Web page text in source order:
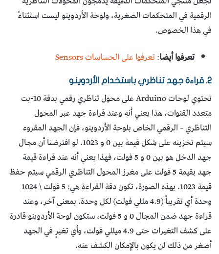
الرقمية في المتحكمات الصغرية، ولوحة الأردوينو ليست استثناءً
في هذا الخصوص.
تعرفوا أيضا:تعرفوا على الحساسات Sensors
2. قراءة جهد تناظري باستخدام الأردوينو
تحتوي لوحات Arduino على محول تناظري رقمي بدقة 10-بت
متعدد القنوات، هذا يعني أنه وعند قراءة جهد عبر المحول
التناظري – الرقمي الخاص بلوحة الأردوينو، فإن الجهد المقروء
سيتم تخزينه على شكل قيمة بين 0 و 1023. لو افترضنا أن مجال
جهد الدخل هو بين 0 و 5 فولت، فهذا يعني أنه عند قراءة قيمة
جهد بقيمة 5 فولت على مغرز المحول التناظري الرقمي سيتم حفظ
قيمة 1023. بهذه الصورة، تكون دقة القراءة هي: 5 فولت \ 1024
وحدة أي تقريباً (4.9 مللي فولت) لكل وحدة. بمعنى آخر، وعند
قراءة جهد ضمن المجال 0 و 5 فولت، ستكون لوحة الأردوينو قادرة
على كشف التغيرات حتى 4.9 ميللي فولت، وأي تغيرٍ في الجهد
أصغر من ذلك لن يكون بالإمكان الكشف عنه.